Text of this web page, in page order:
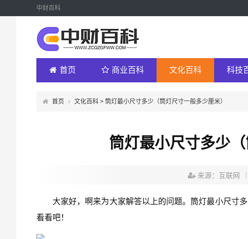
中财百科
首页 商业百科 文化百科 科技
首页 文化百科 > 筒灯最小尺寸多少（筒灯尺寸一般多少厘米）
筒灯最小尺寸多少
来源：互联网
大家好，啊来为大家解答以上的问题。筒灯最小尺寸
看看吧！